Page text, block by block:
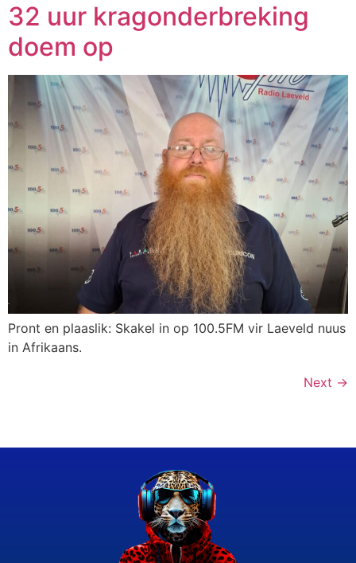
32 uur kragonderbreking
doem op
Pront en plaaslik: Skakel in op 100.5FM vir Laeveld nuus
in Afrikaans.
Next →